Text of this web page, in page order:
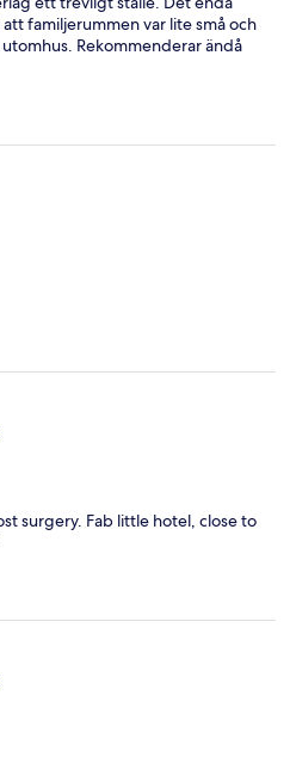
familjerummen var lite små och
Rekommenderar ändå
surgery. Fab little hotel, close to